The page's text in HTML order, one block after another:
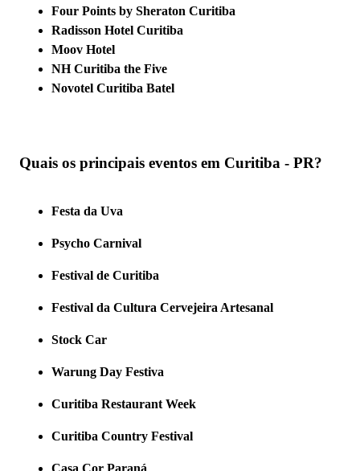
Four Points by Sheraton Curitiba
Radisson Hotel Curitiba
Moov Hotel
NH Curitiba the Five
Novotel Curitiba Batel
Quais os principais eventos em Curitiba - PR?
Festa da Uva
Psycho Carnival
Festival de Curitiba
Festival da Cultura Cervejeira Artesanal
Stock Car
Warung Day Festiva
Curitiba Restaurant Week
Curitiba Country Festival